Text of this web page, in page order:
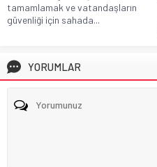
tamamlamak ve vatandaşların
güvenliği için sahada...
YORUMLAR